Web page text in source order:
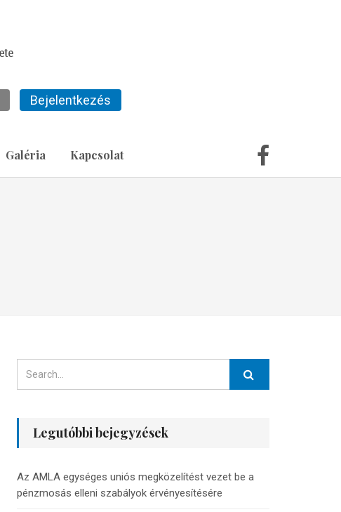
Bejelentkezés
Galéria Kapcsolat
Legutóbbi bejegyzések
Az AMLA egységes uniós megközelítést vezet be a
pénzmosás elleni szabályok érvényesítésére